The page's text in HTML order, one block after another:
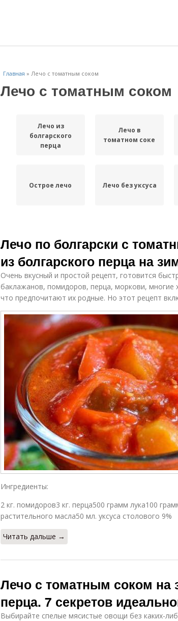
Главная » Лечо с томатным соком
Лечо с томатным соком
Лечо из
болгарского
перца
Лечо в
томатном соке
Острое лечо Лечо без уксуса
сковороде
морковью
Сок без уксуса Настоящий лечо
Лечо на зиму Лечо с медом
Болгарское лечо
Рецепт с
томатным соком
Лечо из
болгарского
сладкого
Перец с
томатным соком
лечо
Томатный сок
Рецепт в
томатном соке
Лечо из
помидор
Лечо по болгарски с
из болгарского перца на
Очень вкусный и простой рецепт, готовится
баклажанов, помидоров, перца, моркови, многие
что предпочитают их родные. Но этот рецепт
Ингредиенты:
2 кг. помидоров3 кг. перца500 грамм лука100
растительного масла50 мл. уксуса столового 9%
Читать дальше →
Лечо с томатным соком на
перца. 7 секретов
Выбирайте спелые мясистые овощи без каких-